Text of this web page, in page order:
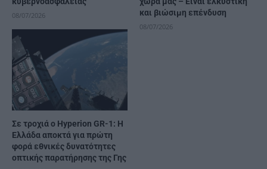
08/07/2026
και βιώσιμη επένδυση
08/07/2026
Σε τροχιά ο Hyperion GR-1: Η
Ελλάδα αποκτά για πρώτη
φορά εθνικές δυνατότητες
οπτικής παρατήρησης της Γης